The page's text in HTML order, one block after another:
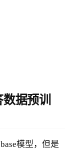
据预训
模型，但是